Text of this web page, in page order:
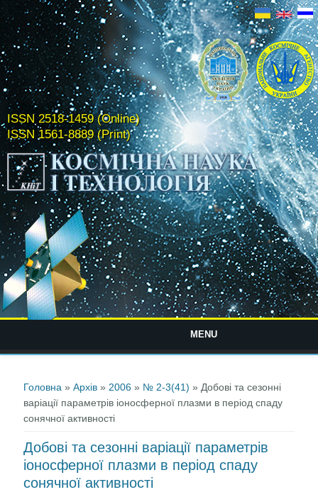
ISSN 2518-1459 (Online)
ISSN 1561-8889 (Print)
MENU
Головна »Архів » 2006 » № 2-3(41) » Добові та сезонні
варіації параметрів іоносферної плазми в період спаду
сонячної активності
Добові та сезонні варіації параметрів
іоносферної плазми в період спаду
сонячної активності